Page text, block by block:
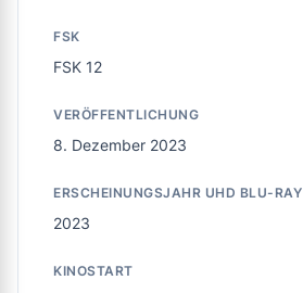
FSK
FSK 12
VERÖFFENTLICHUNG
8. Dezember 2023
ERSCHEINUNGSJAHR UHD BLU-RAY
2023
KINOSTART